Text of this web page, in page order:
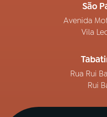
São
Avenida
Vila
Rua Rui
Rui